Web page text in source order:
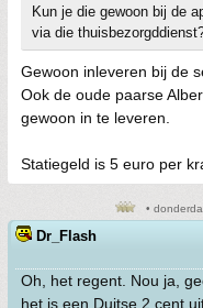
Kun je die gewoon bij de
via die
Gewoon inleveren bij de
Ook de oude paarse
gewoon in te leveren.
Statiegeld is 5 euro per
•
Dr_Flash
Oh, het regent. Nou ja,
het is een Duitse 2 cent